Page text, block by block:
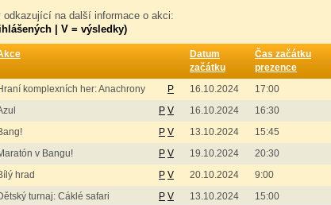
na další informace o akci:
| V = výsledky)
Datum
začátku
Čas začátku
prezence
komplexních her: Anachrony P 16.10.2024 17:00
P V 16.10.2024 16:30
P V 13.10.2024 15:45
v Bangu! P V 19.10.2024 20:30
hrad P V 20.10.2024 9:00
turnaj: Cáklé safari P V 13.10.2024 15:00